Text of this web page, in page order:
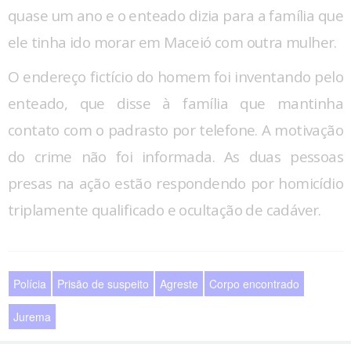
quase um ano e o enteado dizia para a família que
ele tinha ido morar em Maceió com outra mulher.
O endereço fictício do homem foi inventando pelo
enteado, que disse à família que mantinha
contato com o padrasto por telefone. A motivação
do crime não foi informada. As duas pessoas
presas na ação estão respondendo por homicídio
triplamente qualificado e ocultação de cadáver.
Polícia Prisão de suspeito Agreste Corpo encontrado
Jurema